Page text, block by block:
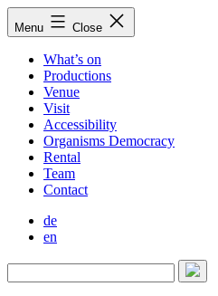
Skip
toMenu Close
What’s on
Productions
Venue
Visit
Accessibility
Organisms Democracy
Rental
Team
Contact
de
en